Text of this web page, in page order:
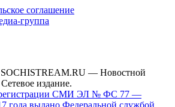
соглашение
группа
— Новостной
издание.
регистрации СМИ ЭЛ № ФС 77 —
года выдано Федеральной службой